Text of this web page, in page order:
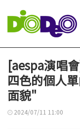
[aespa演唱
四色的個人
面貌"
2024/07/11 11:00